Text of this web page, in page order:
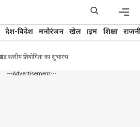
देश-विदेश मनोरंजन खेल क्राइम शिक्षा
स्तरीय प्रतियोगिता का शुभारंभ
---Advertisement---